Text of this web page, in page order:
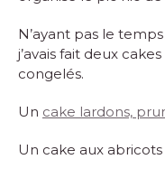
N’ayant pas le
j’avais fait deux
congelés.
Un cake lardons,
Un cake aux